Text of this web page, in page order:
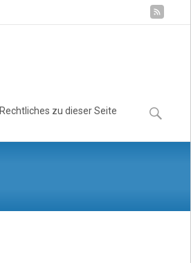
Rechtliches zu dieser Seite
Suchen
nach: